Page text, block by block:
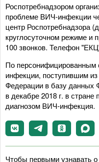
Роспотребнадзором
проблеме ВИЧ-инфекции
центр Роспотребнадзора
круглосуточном режиме
100 звонков. Телефон
По
инфекции, поступившим
Федерации в базу
в декабре 2018 г. в
диагнозом ВИЧ-инфекция.
Чтобы первыми узнавать